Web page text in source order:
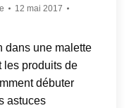
12 mai 2017
dans une malette
les produits de
débuter
astuces